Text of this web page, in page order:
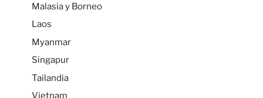
Malasia y Borneo
Laos
Myanmar
Singapur
Tailandia